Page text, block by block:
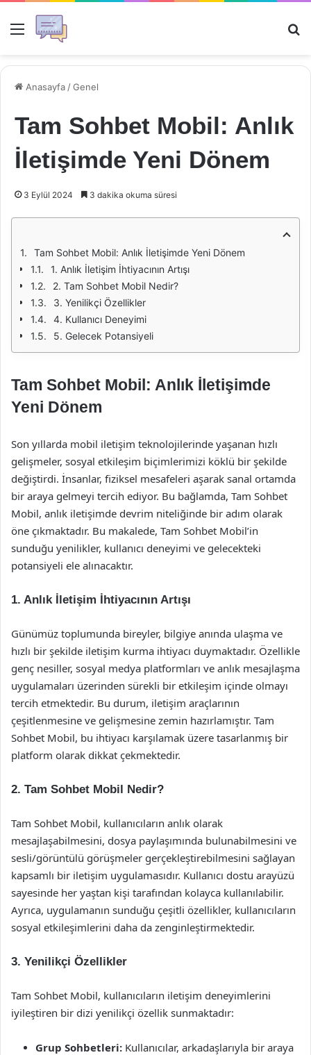
Menü
Anasayfa /Genel
Tam Sohbet Mobil: Anlık
İletişimde Yeni Dönem
3 Eylül 2024 3 dakika okuma süresi
Tam Sohbet Mobil: Anlık İletişimde Yeni Dönem
1. Anlık İletişim İhtiyacının Artışı
2. Tam Sohbet Mobil Nedir?
3. Yenilikçi Özellikler
4. Kullanıcı Deneyimi
5. Gelecek Potansiyeli
Tam Sohbet Mobil: Anlık İletişimde
Yeni Dönem
Son yıllarda mobil iletişim teknolojilerinde yaşanan hızlı
gelişmeler, sosyal etkileşim biçimlerimizi köklü bir şekilde
değiştirdi. İnsanlar, fiziksel mesafeleri aşarak sanal ortamda
bir araya gelmeyi tercih ediyor. Bu bağlamda, Tam Sohbet
Mobil, anlık iletişimde devrim niteliğinde bir adım olarak
öne çıkmaktadır. Bu makalede, Tam Sohbet Mobil’in
sunduğu yenilikler, kullanıcı deneyimi ve gelecekteki
potansiyeli ele alınacaktır.
1. Anlık İletişim İhtiyacının Artışı
Günümüz toplumunda bireyler, bilgiye anında ulaşma ve
hızlı bir şekilde iletişim kurma ihtiyacı duymaktadır. Özellikle
genç nesiller, sosyal medya platformları ve anlık mesajlaşma
uygulamaları üzerinden sürekli bir etkileşim içinde olmayı
tercih etmektedir. Bu durum, iletişim araçlarının
çeşitlenmesine ve gelişmesine zemin hazırlamıştır. Tam
Sohbet Mobil, bu ihtiyacı karşılamak üzere tasarlanmış bir
platform olarak dikkat çekmektedir.
2. Tam Sohbet Mobil Nedir?
Tam Sohbet Mobil, kullanıcıların anlık olarak
mesajlaşabilmesini, dosya paylaşımında bulunabilmesini ve
sesli/görüntülü görüşmeler gerçekleştirebilmesini sağlayan
kapsamlı bir iletişim uygulamasıdır. Kullanıcı dostu arayüzü
sayesinde her yaştan kişi tarafından kolayca kullanılabilir.
Ayrıca, uygulamanın sunduğu çeşitli özellikler, kullanıcıların
sosyal etkileşimlerini daha da zenginleştirmektedir.
3. Yenilikçi Özellikler
Tam Sohbet Mobil, kullanıcıların iletişim deneyimlerini
iyileştiren bir dizi yenilikçi özellik sunmaktadır:
Grup Sohbetleri: Kullanıcılar, arkadaşlarıyla bir araya